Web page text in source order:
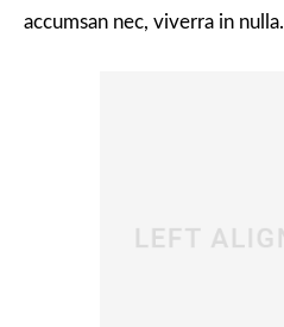
accumsan nec, viverra in nulla.